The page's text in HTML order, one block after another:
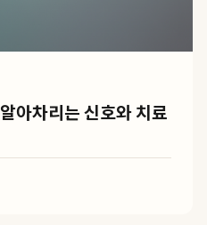
아차리는 신호와 치료